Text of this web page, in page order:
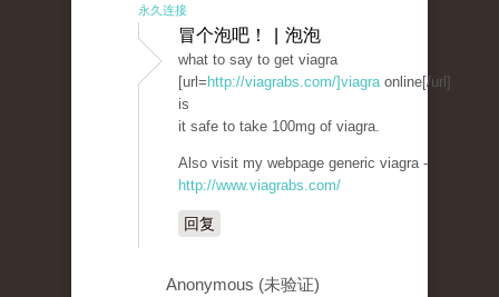
永久连接
冒个泡吧！ | 泡泡
what to say to get viagra
[url= http://viagrabs.com/]viagraonline[/url]
is
it safe to take 100mg of viagra.
Also visit my webpage generic viagra -
http://www.viagrabs.com/
回复
Anonymous (未验证)